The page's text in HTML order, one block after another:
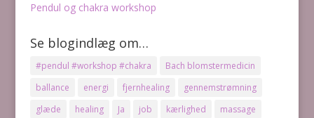
Pendul og chakra workshop
Se blogindlæg om…
#pendul #workshop #chakra
Bach blomstermedicin
ballance
energi fjernhealing
gennemstrømning
glæde
healing Ja job kærlighed massage